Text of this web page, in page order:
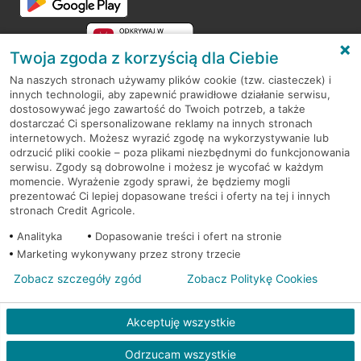
RODO
Regulamin serwisu
Mapa serwisu
PolitykaCookies
© 2026 Credit Agricole Bank Polska S.A. Wszelkie prawa zastrzeżone
Twoja zgoda z korzyścią dla Ciebie
Na naszych stronach używamy plików cookie (tzw. ciasteczek) i
innych technologii, aby zapewnić prawidłowe działanie serwisu,
dostosowywać jego zawartość do Twoich potrzeb, a także
dostarczać Ci spersonalizowane reklamy na innych stronach
internetowych. Możesz wyrazić zgodę na wykorzystywanie lub
odrzucić pliki cookie – poza plikami niezbędnymi do funkcjonowania
serwisu. Zgody są dobrowolne i możesz je wycofać w każdym
momencie. Wyrażenie zgody sprawi, że będziemy mogli
prezentować Ci lepiej dopasowane treści i oferty na tej i innych
stronach Credit Agricole.
Analityka
Dopasowanie treści i ofert na stronie
Marketing wykonywany przez strony trzecie
Akceptuję wszystkie
Odrzucam wszystkie
Zobacz szczegóły zgód Zobacz Politykę Cookies